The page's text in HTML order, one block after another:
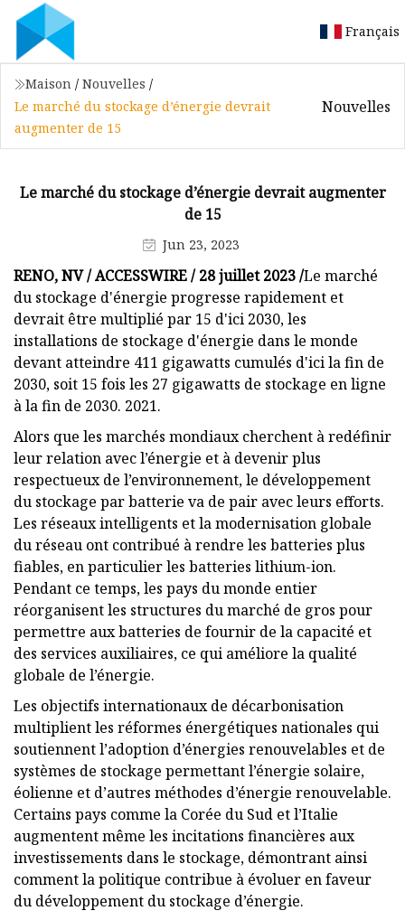
Français
Maison / Nouvelles /
Le marché du stockage d’énergie devrait
augmenter de 15
Nouvelles
Le marché du stockage d’énergie devrait augmenter
de 15
Jun 23, 2023
RENO, NV / ACCESSWIRE / 28 juillet 2023 /Le marché
du stockage d'énergie progresse rapidement et
devrait être multiplié par 15 d'ici 2030, les
installations de stockage d'énergie dans le monde
devant atteindre 411 gigawatts cumulés d'ici la fin de
2030, soit 15 fois les 27 gigawatts de stockage en ligne
à la fin de 2030. 2021.
Alors que les marchés mondiaux cherchent à redéfinir
leur relation avec l’énergie et à devenir plus
respectueux de l’environnement, le développement
du stockage par batterie va de pair avec leurs efforts.
Les réseaux intelligents et la modernisation globale
du réseau ont contribué à rendre les batteries plus
fiables, en particulier les batteries lithium-ion.
Pendant ce temps, les pays du monde entier
réorganisent les structures du marché de gros pour
permettre aux batteries de fournir de la capacité et
des services auxiliaires, ce qui améliore la qualité
globale de l’énergie.
Les objectifs internationaux de décarbonisation
multiplient les réformes énergétiques nationales qui
soutiennent l’adoption d’énergies renouvelables et de
systèmes de stockage permettant l’énergie solaire,
éolienne et d’autres méthodes d’énergie renouvelable.
Certains pays comme la Corée du Sud et l’Italie
augmentent même les incitations financières aux
investissements dans le stockage, démontrant ainsi
comment la politique contribue à évoluer en faveur
du développement du stockage d’énergie.